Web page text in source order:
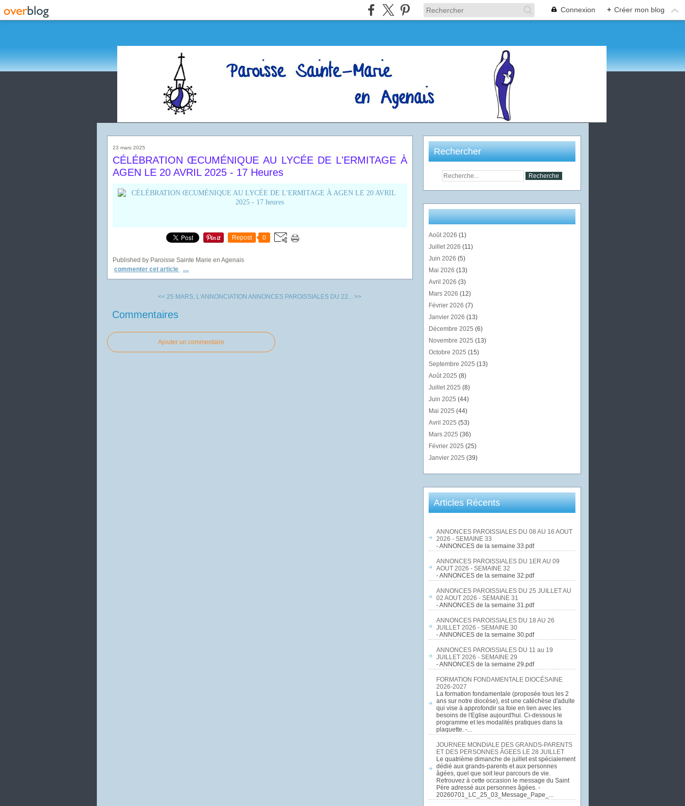
Connexion + Créer mon blog
23 mars 2025
CÉLÉBRATION ŒCUMÉNIQUE AU LYCÉE DE L'ERMITAGE À
AGEN LE 20 AVRIL 2025 - 17 Heures
Repost 0
Published by Paroisse Sainte Marie en Agenais
commenter cet article
…
<< 25 MARS, L'ANNONCIATION ANNONCES PAROISSIALES DU 22... >>
Commentaires
Ajouter un commentaire
Rechercher
Août 2026 (1)
Juillet 2026 (11)
Juin 2026 (5)
Mai 2026 (13)
Avril 2026 (3)
Mars 2026 (12)
Février 2026 (7)
Janvier 2026 (13)
Décembre 2025 (6)
Novembre 2025 (13)
Octobre 2025 (15)
Septembre 2025 (13)
Août 2025 (8)
Juillet 2025 (8)
Juin 2025 (44)
Mai 2025 (44)
Avril 2025 (53)
Mars 2025 (36)
Février 2025 (25)
Janvier 2025 (39)
Articles Récents
ANNONCES PAROISSIALES DU 08 AU 16 AOUT
2026 - SEMAINE 33
- ANNONCES de la semaine 33.pdf
ANNONCES PAROISSIALES DU 1ER AU 09
AOUT 2026 - SEMAINE 32
- ANNONCES de la semaine 32.pdf
ANNONCES PAROISSIALES DU 25 JUILLET AU
02 AOUT 2026 - SEMAINE 31
- ANNONCES de la semaine 31.pdf
ANNONCES PAROISSIALES DU 18 AU 26
JUILLET 2026 - SEMAINE 30
- ANNONCES de la semaine 30.pdf
ANNONCES PAROISSIALES DU 11 au 19
JUILLET 2026 - SEMAINE 29
- ANNONCES de la semaine 29.pdf
FORMATION FONDAMENTALE DIOCÉSAINE
2026-2027
La formation fondamentale (proposée tous les 2
ans sur notre diocèse), est une catéchèse d'adulte
qui vise à approfondir sa foie en lien avec les
besoins de l'Eglise aujourd'hui. Ci-dessous le
programme et les modalités pratiques dans la
plaquette. -...
JOURNEE MONDIALE DES GRANDS-PARENTS
ET DES PERSONNES ÂGEES LE 28 JUILLET
Le quatrième dimanche de juillet est spécialement
dédié aux grands-parents et aux personnes
âgées, quel que soit leur parcours de vie.
Retrouvez à cette occasion le message du Saint
Père adressé aux personnes âgées. -
20260701_LC_25_03_Message_Pape_...